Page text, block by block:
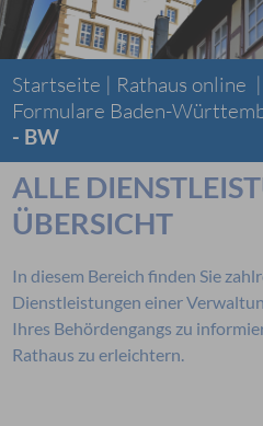
Startseite | Rathaus online |
Formulare Baden-
- BW
ALLE
ÜBERSICHT
In diesem Bereich finden Sie
Dienstleistungen einer
Ihres Behördengangs zu
Rathaus zu erleichtern.